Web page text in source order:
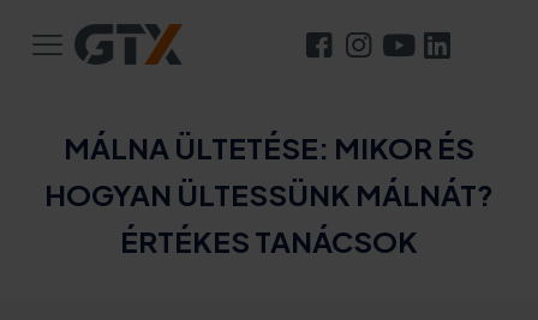
MÁLNA ÜLTETÉSE: MIKOR ÉS
HOGYAN ÜLTESSÜNK MÁLNÁT?
ÉRTÉKES TANÁCSOK